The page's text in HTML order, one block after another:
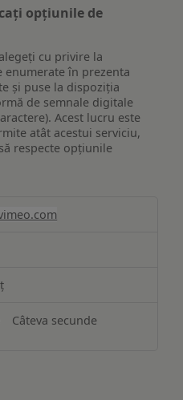
opțiunile de
cu privire la
în prezenta
și puse la dispoziția
de semnale digitale
Acest lucru este
atât acestui serviciu,
respecte opțiunile
Câteva secunde